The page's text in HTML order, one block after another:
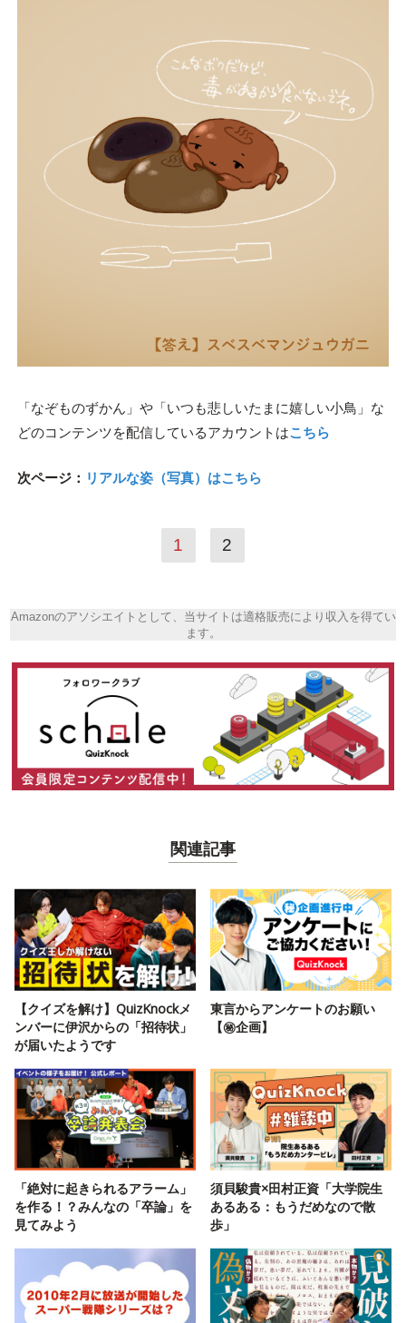
「なぞものずかん」や「いつも悲しいたまに嬉しい小鳥」な
どのコンテンツを配信しているアカウントはこちら
次ページ： リアルな姿（写真）はこちら
1 2
Amazonのアソシエイトとして、当サイトは適格販売により収入を得てい
ます。
関連記事
【クイズを解け】QuizKnockメ
ンバーに伊沢からの「招待状」
が届いたようです
東言からアンケートのお願い
【㊙️企画】
「絶対に起きられるアラーム」
を作る！？みんなの「卒論」を
見てみよう
須貝駿貴×田村正資「大学院生
あるある：もうだめなので散
歩」